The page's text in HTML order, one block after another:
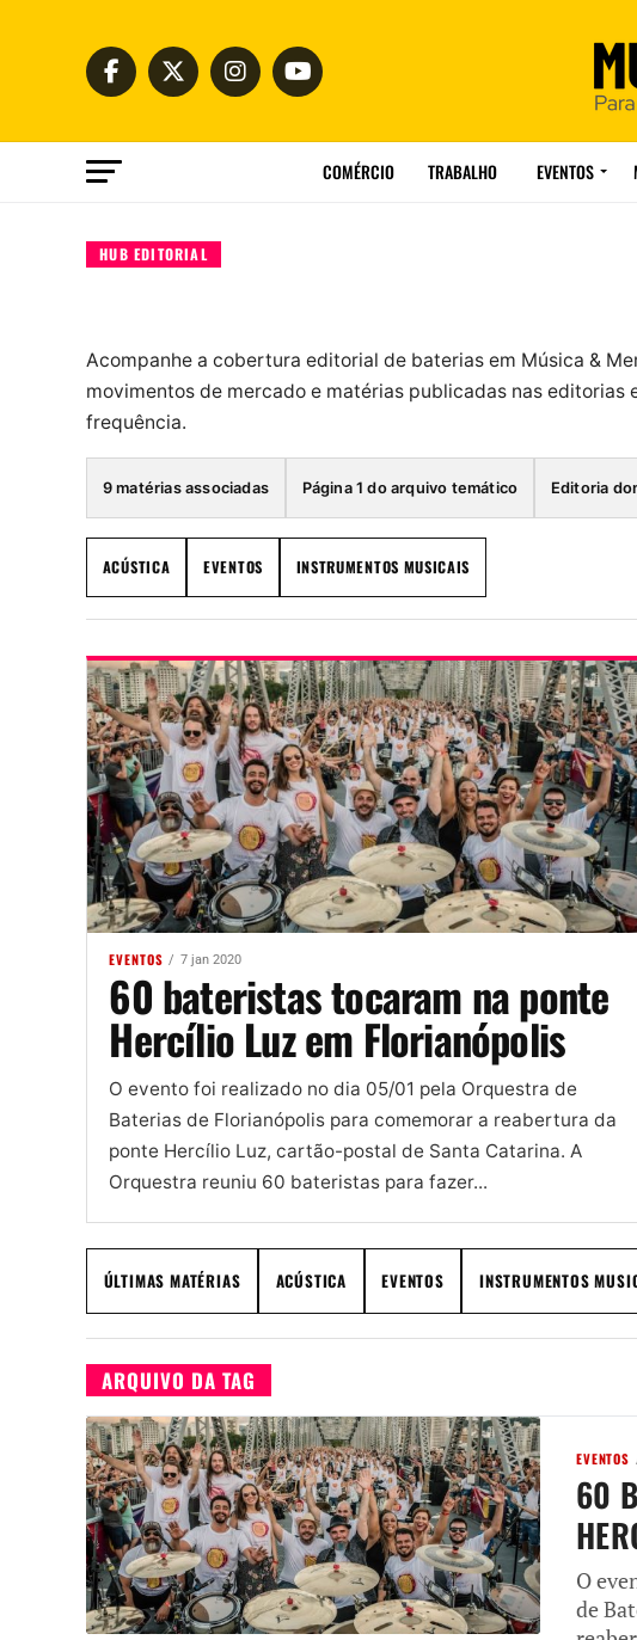
COMÉRCIO TRABALHO EVENTOS
HUB EDITORIAL
Acompanhe a cobertura editorial de baterias em Música &
movimentos de mercado e matérias publicadas nas editorias
frequência.
9 matérias associadas Página 1 do arquivo temático Editoria
ACÚSTICA EVENTOS INSTRUMENTOS MUSICAIS
EVENTOS 7 jan 2020
60 bateristas tocaram na ponte
Hercílio Luz em Florianópolis
O evento foi realizado no dia 05/01 pela Orquestra de
Baterias de Florianópolis para comemorar a reabertura da
ponte Hercílio Luz, cartão-postal de Santa Catarina. A
Orquestra reuniu 60 bateristas para fazer...
ÚLTIMAS MATÉRIAS ACÚSTICA EVENTOS INSTRUMENTOS
ARQUIVO DA TAG
EVENTOS
60
O
de